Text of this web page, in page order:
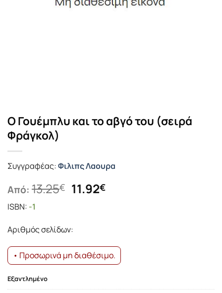
Ο Γουέμπλυ και το αβγό του (σειρά
Φράγκολ)
Συγγραφέας:Φιλιπς Λαουρα
Από: 13.25€ Original
11.92€Η
ISBN: -1
Αριθμός σελίδων:
• Προσωρινά μη διαθέσιμο.
Εξαντλημένο